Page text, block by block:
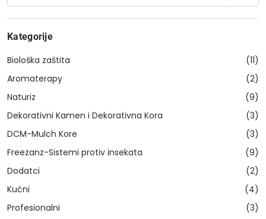
Kategorije
Biološka zaštita
(11)
Aromaterapy
(2)
Naturiz
(9)
Dekorativni Kamen i Dekorativna Kora
(3)
DCM-Mulch Kore
(3)
Freezanz-Sistemi protiv insekata
(9)
Dodatci
(2)
Kućni
(4)
Profesionalni
(3)